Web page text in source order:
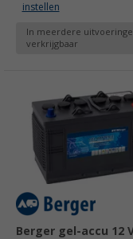
instellen
In meerdere
verkrijgbaar
Berger gel-accu 12